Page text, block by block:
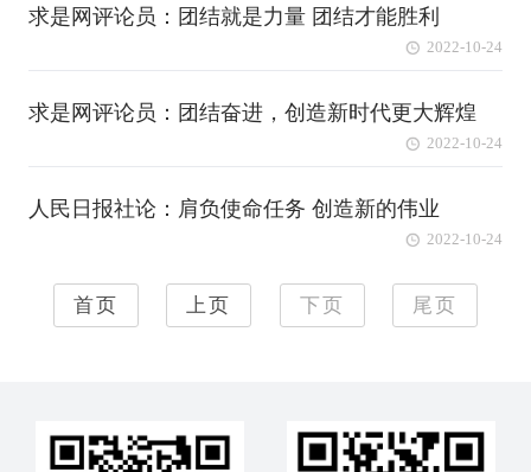
求是网评论员：团结就是力量 团结才能胜利
2022-10-24
求是网评论员：团结奋进，创造新时代更大辉煌
2022-10-24
人民日报社论：肩负使命任务 创造新的伟业
2022-10-24
首页 上页 下页 尾页